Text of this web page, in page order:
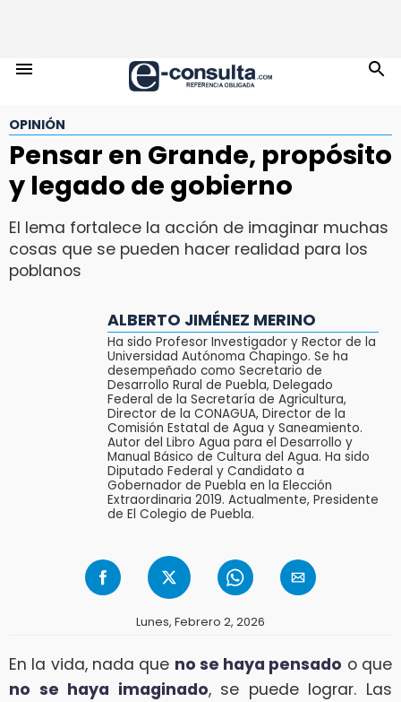
OPINIÓN
Pensar en Grande, propósito
y legado de gobierno
El lema fortalece la acción de imaginar muchas
cosas que se pueden hacer realidad para los
poblanos
ALBERTO JIMÉNEZ MERINO
Ha sido Profesor Investigador y Rector de la
Universidad Autónoma Chapingo. Se ha
desempeñado como Secretario de
Desarrollo Rural de Puebla, Delegado
Federal de la Secretaría de Agricultura,
Director de la CONAGUA, Director de la
Comisión Estatal de Agua y Saneamiento.
Autor del Libro Agua para el Desarrollo y
Manual Básico de Cultura del Agua. Ha sido
Diputado Federal y Candidato a
Gobernador de Puebla en la Elección
Extraordinaria 2019. Actualmente, Presidente
de El Colegio de Puebla.
Lunes, Febrero 2, 2026
En la vida, nada que no se haya pensado o que
no se haya imaginado, se puede lograr. Las